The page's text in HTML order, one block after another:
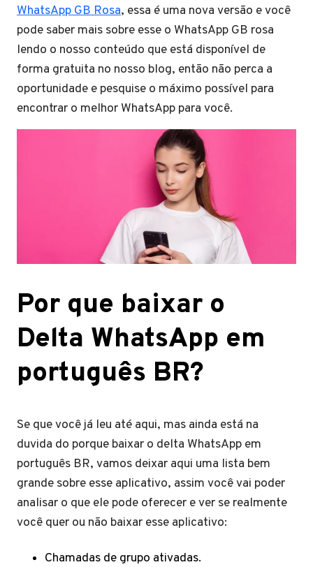
WhatsApp GB Rosa, essa é uma nova versão e você
pode saber mais sobre esse o WhatsApp GB rosa
lendo o nosso conteúdo que está disponível de
forma gratuita no nosso blog, então não perca a
oportunidade e pesquise o máximo possível para
encontrar o melhor WhatsApp para você.
Por que baixar o
Delta WhatsApp em
português BR?
Se que você já leu até aqui, mas ainda está na
duvida do porque baixar o delta WhatsApp em
português BR, vamos deixar aqui uma lista bem
grande sobre esse aplicativo, assim você vai poder
analisar o que ele pode oferecer e ver se realmente
você quer ou não baixar esse aplicativo:
Chamadas de grupo ativadas.